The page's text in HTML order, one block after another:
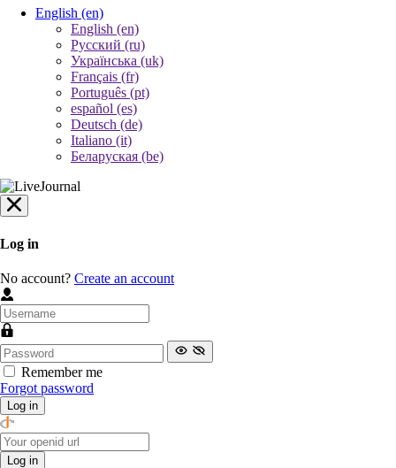
English (en)
English (en)
Русский (ru)
Українська (uk)
Français (fr)
Português (pt)
español (es)
Deutsch (de)
Italiano (it)
Беларуская (be)
Log in
No account? Create an account
Remember me
Forgot password
Log in
Log in